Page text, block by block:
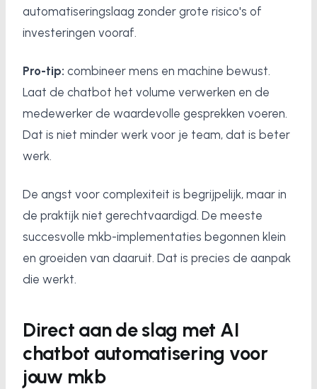
automatiseringslaag zonder grote risico's of
investeringen vooraf.
Pro-tip: combineer mens en machine bewust.
Laat de chatbot het volume verwerken en de
medewerker de waardevolle gesprekken voeren.
Dat is niet minder werk voor je team, dat is beter
werk.
De angst voor complexiteit is begrijpelijk, maar in
de praktijk niet gerechtvaardigd. De meeste
succesvolle mkb-implementaties begonnen klein
en groeiden van daaruit. Dat is precies de aanpak
die werkt.
Direct aan de slag met AI
chatbot automatisering voor
jouw mkb